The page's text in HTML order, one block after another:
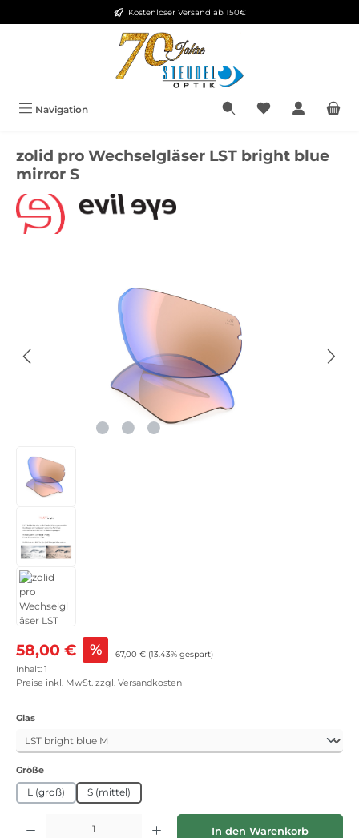
Zum Hauptinhalt springenKostenloser Versand ab 150€
Navigation
zolid pro Wechselgläser LST bright blue
mirror S
Verkaufspreis:
58,00 € % Regulärer Preis:
67,00 € (13.43% gespart)
Inhalt: 1
Preise inkl. MwSt. zzgl. Versandkosten
Glasauswählen
Größeauswählen
L (groß) S (mittel)
Produkt Anzahl: Gib den gewünschten Wert ein oder benutze die
In den Warenkorb